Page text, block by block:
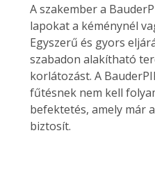
Okoselőfizetés
A Laptapiron elérhetők az
Ezermester, az Ezermester
A szakember a
lapokat a kéménynél
Egyszerű és gyors
szabadon alakítható
korlátozást. A
fűtésnek nem kell
befektetés, amely már
biztosít.